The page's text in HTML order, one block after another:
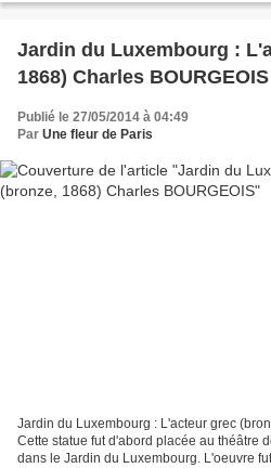
Jardin du Luxembourg :
1868) Charles BOURGEOIS
Publié le 27/05/2014 à 04:49
Par Une fleur de Paris
Jardin du Luxembourg : L'acteur grec
Cette statue fut d'abord placée au théâtre
dans le Jardin du Luxembourg. L'oeuvre